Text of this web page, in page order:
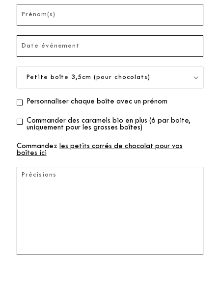
Personnaliser chaque boîte avec un prénom
Commander des caramels bio en plus (6 par boite,
uniquement pour les grosses boîtes)
Commandez
les petits carrés de chocolat pour vos
boîtes ici